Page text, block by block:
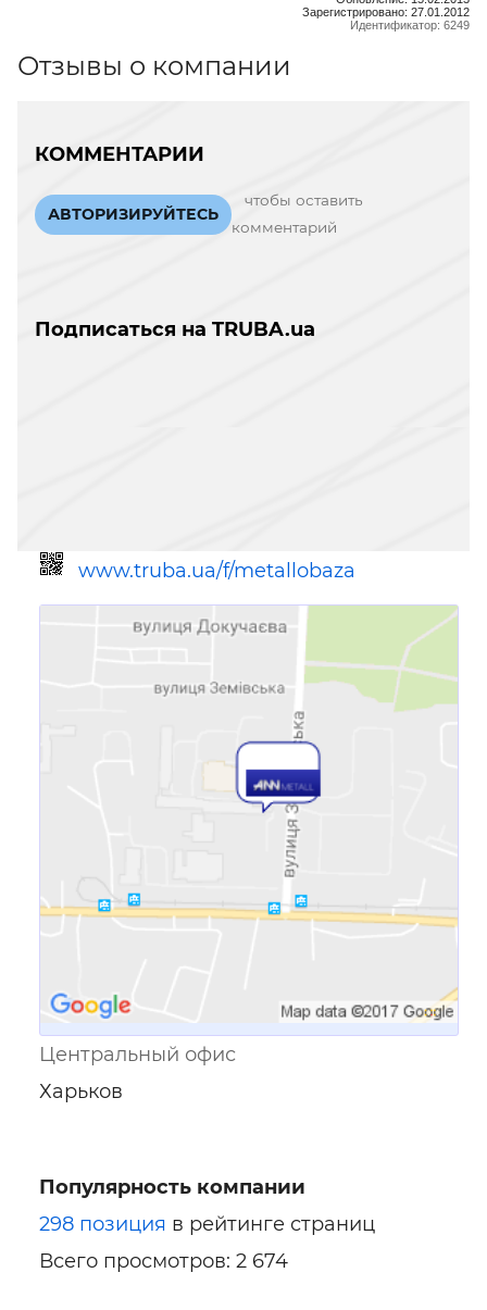
Зарегистрировано: 27.01.2012
Идентификатор: 6249
Отзывы о компании
КОММЕНТАРИИ
АВТОРИЗИРУЙТЕСЬ
чтобы оставить
комментарий
Подписаться на TRUBA.ua
www.truba.ua/f/metallobaza
Ссылка для мобильных устройств
Центральный офис
Харьков
Популярность компании
298 позиция в рейтинге страниц
Всего просмотров: 2 674